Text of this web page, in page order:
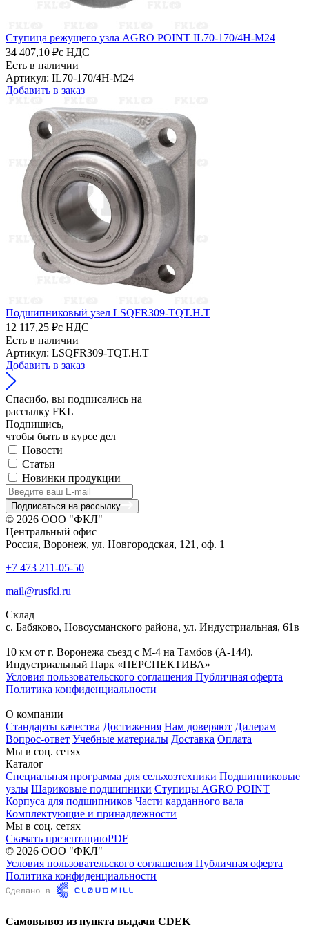
Ступица режущего узла AGRO POINT IL70-170/4H-M24
34 407,10 ₽с НДС
Есть в наличии
Артикул: IL70-170/4H-M24
Добавить в заказ
Подшипниковый узел LSQFR309-TQT.H.T
12 117,25 ₽с НДС
Есть в наличии
Артикул: LSQFR309-TQT.H.T
Добавить в заказ
Спасибо, вы подписались на
рассылку FKL
Подпишись,
чтобы быть в курсе дел
Новости
Статьи
Новинки продукции
Подписаться на рассылку
© 2026 ООО "ФКЛ"
Центральный офис
Россия, Воронеж, ул. Новгородская, 121, оф. 1
+7 473 211-05-50
mail@rusfkl.ru
Склад
с. Бабяково, Новоусманского района, ул. Индустриальная, 61в
10 км от г. Воронежа съезд с М-4 на Тамбов (А-144).
Индустриальный Парк «ПЕРСПЕКТИВА»
Условия пользовательского соглашения Публичная оферта
Политика конфиденциальности
О компании
Стандарты качества Достижения Нам доверяют Дилерам
Вопрос-ответ Учебные материалы Доставка Оплата
Мы в соц. сетях
Каталог
Специальная программа для сельхозтехники Подшипниковые
узлы Шариковые подшипники Ступицы AGRO POINT
Корпуса для подшипников Части карданного вала
Комплектующие и принадлежности
Мы в соц. сетях
Скачать презентациюPDF
© 2026 ООО "ФКЛ"
Условия пользовательского соглашения Публичная оферта
Политика конфиденциальности
Самовывоз из пункта выдачи CDEK